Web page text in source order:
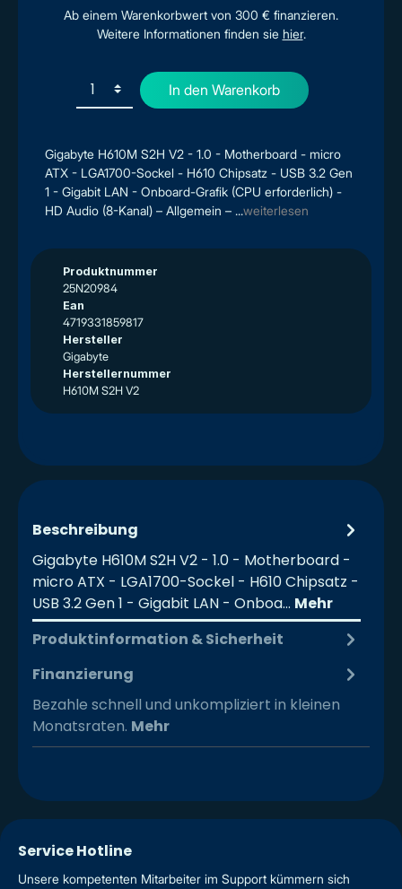
Gigabyte H610M S2H V2 - 1.0 - Motherboard - micro
ATX - LGA1700-Sockel - H610 Chipsatz - USB 3.2 Gen
1 - Gigabit LAN - Onboard-Grafik (CPU erforderlich) -
HD Audio (8-Kanal) – Allgemein – ...weiterlesen
Produktnummer
25N20984
Ean
4719331859817
Hersteller
Gigabyte
Herstellernummer
H610M S2H V2
Ab einem Warenkorbwert von 300 € finanzieren.
Weitere Informationen finden sie hier.
In den Warenkorb
Beschreibung
Gigabyte H610M S2H V2 - 1.0 - Motherboard -
micro ATX - LGA1700-Sockel - H610 Chipsatz -
USB 3.2 Gen 1 - Gigabit LAN - Onboa… Mehr
Produktinformation & Sicherheit
Finanzierung
Bezahle schnell und unkompliziert in kleinen
Monatsraten. Mehr
Service Hotline
Unsere kompetenten Mitarbeiter im Support kümmern sich